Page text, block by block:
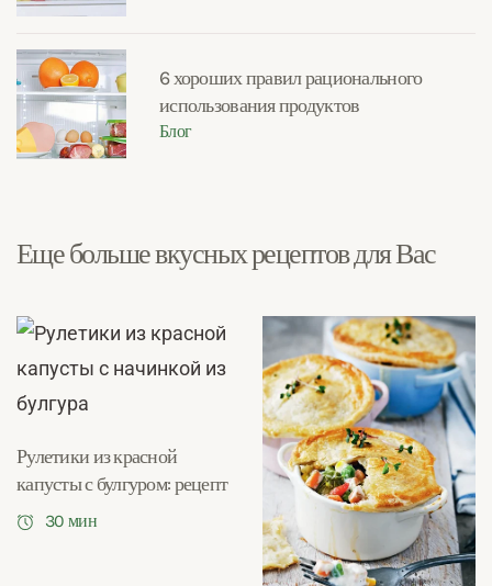
6 хороших правил рационального
использования продуктов
Блог
Еще больше вкусных рецептов для Вас
Рулетики из красной
капусты с булгуром: рецепт
30 мин